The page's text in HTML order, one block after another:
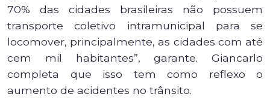
70% das cidades brasileiras não possuem
transporte coletivo intramunicipal para se
locomover, principalmente, as cidades com até
cem mil habitantes”, garante. Giancarlo
completa que isso tem como reflexo o
aumento de acidentes no trânsito.